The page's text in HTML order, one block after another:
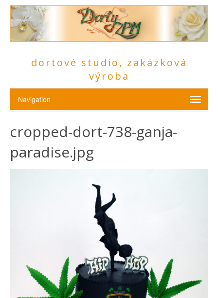
dortové studio, zakázková
výroba
cropped-dort-738-ganja-
paradise.jpg